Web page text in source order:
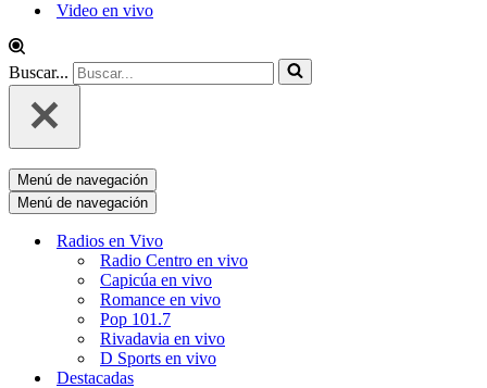
Video en vivo
Buscar...
Menú de navegación
Menú de navegación
Radios en Vivo
Radio Centro en vivo
Capicúa en vivo
Romance en vivo
Pop 101.7
Rivadavia en vivo
D Sports en vivo
Destacadas